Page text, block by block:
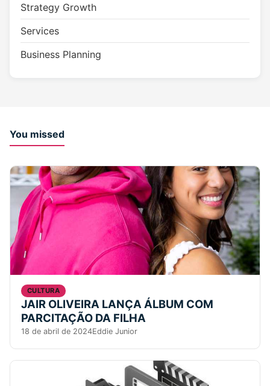
Strategy Growth
Services
Business Planning
You missed
CULTURA
JAIR OLIVEIRA LANÇA ÁLBUM COM
PARCITAÇÃO DA FILHA
18 de abril de 2024Eddie Junior